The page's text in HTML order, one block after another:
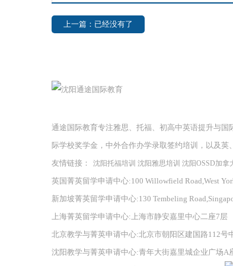
上一篇：已经没有了
通途国际教育专注雅思、托福、初高中英语提升与
际学校奖学金，中外合作办学录取签约培训，以及英
友情链接：
沈阳托福培训 沈阳雅思培训 沈阳OSSD加拿
英国菁英留学申请中心:100 Willowfield Road,West
新加坡菁英留学申请中心:130 Tembeling
上海菁英留学申请中心:上海市静安嘉里中心二座7层
北京教学与菁英申请中心:北京市朝阳区建国路112号
沈阳教学与菁英申请中心:青年大街嘉里城企业广场A